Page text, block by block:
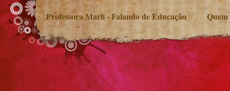
Professora Marli - Falando de Educação Quem